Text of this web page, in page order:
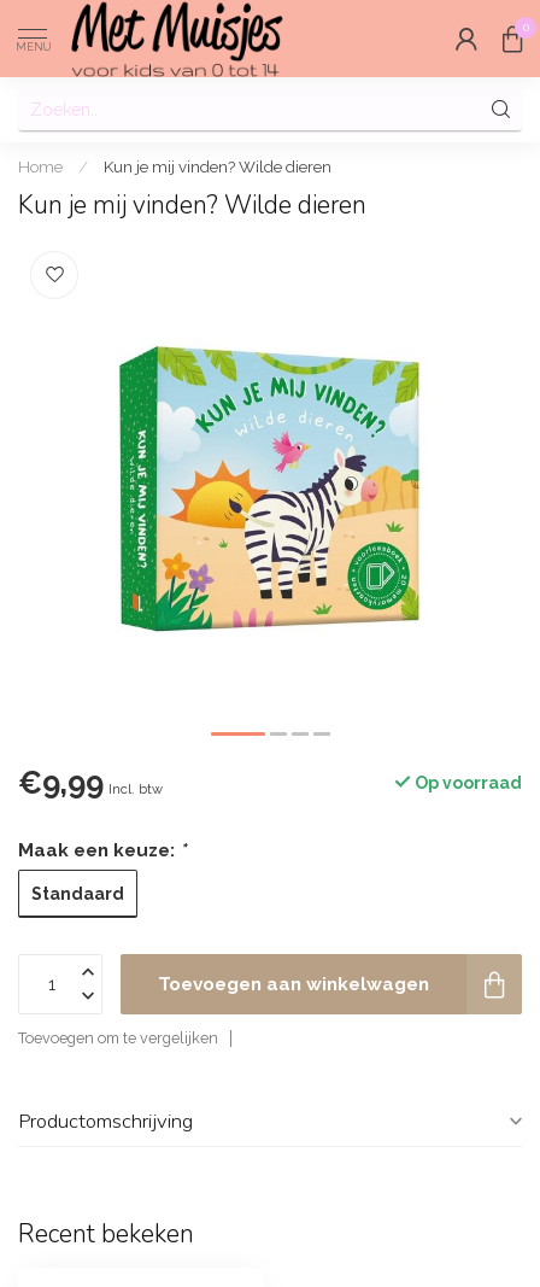
MENU
0
Home / Kun je mij vinden? Wilde dieren
Kun je mij vinden? Wilde dieren
€9,99 Incl. btw Op voorraad
Maak een keuze: *
Standaard
Toevoegen aan winkelwagen
Toevoegen om te vergelijken
Productomschrijving
Recent bekeken